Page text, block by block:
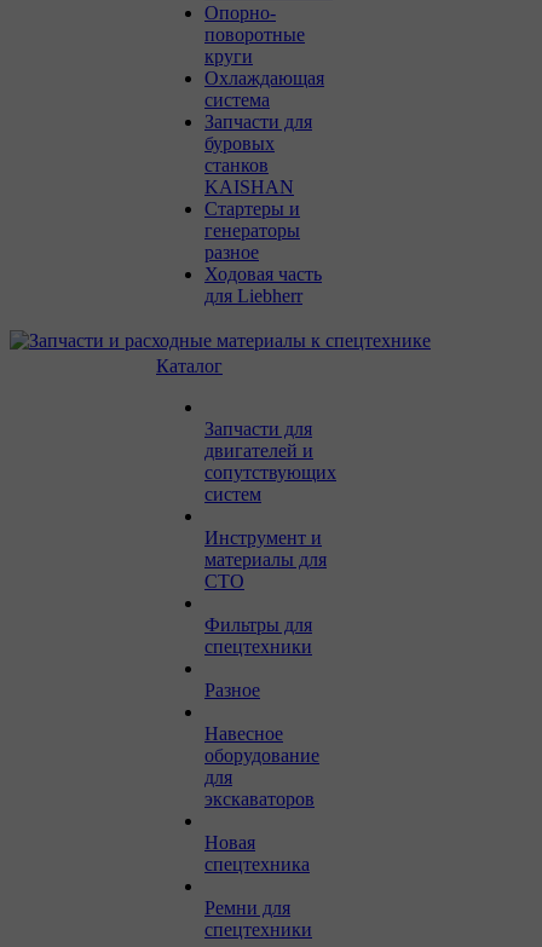
Опорно-
поворотные
круги
Охлаждающая
система
Запчасти для
буровых
станков
KAISHAN
Стартеры и
генераторы
разное
Ходовая часть
для Liebherr
Каталог
Запчасти для
двигателей и
сопутствующих
систем
Инструмент и
материалы для
СТО
Фильтры для
спецтехники
Разное
Навесное
оборудование
для
экскаваторов
Новая
спецтехника
Ремни для
спецтехники